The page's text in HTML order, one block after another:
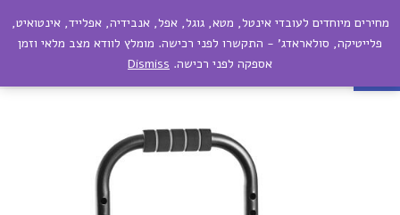
פתח סרגל נגישות
תפריט
הדום רגליים גבוה
מחירים מיוחדים לעובדי אינטל, מטא, גוגל, אפל, אנבידיה, אפלייד, אינטואיט,
פלייטיקה, סולאראדג' - התקשרו לפני רכישה. מומלץ לוודא מצב מלאי וזמן
אספקה לפני רכישה. Dismiss